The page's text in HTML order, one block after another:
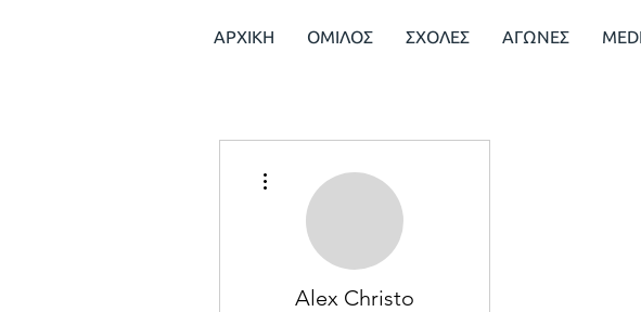
ΑΡΧΙΚΗ ΟΜΙΛΟΣ ΣΧΟΛΕΣ ΑΓΩΝΕΣ
Alex Christo